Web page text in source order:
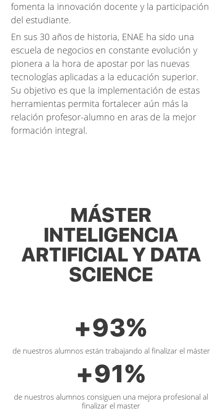
fomenta la innovación docente y la participación
del estudiante.
En sus 30 años de historia, ENAE ha sido una
escuela de negocios en constante evolución y
pionera a la hora de apostar por las nuevas
tecnologías aplicadas a la educación superior.
Su objetivo es que la implementación de estas
herramientas permita fortalecer aún más la
relación profesor-alumno en aras de la mejor
formación integral.
MÁSTER
INTELIGENCIA
ARTIFICIAL Y DATA
SCIENCE
+93%
de nuestros alumnos están trabajando al finalizar el máster
+91%
de nuestros alumnos consiguen una mejora profesional al
finalizar el master